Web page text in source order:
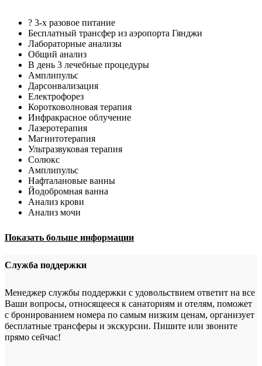
? 3-х разовое питание
Бесплатный трансфер из аэропорта Гянджи
Лабораторные анализы
Общий анализ
В день 3 лечебные процедуры
Амплипульс
Дарсонвализация
Електрофорез
Коротковолновая терапия
Инфракрасное облучение
Лазеротерапия
Магнитотерапия
Ультразвуковая терапия
Солюкс
Амплипульс
Нафталановые ванны
Йодобромная ванна
Анализ крови
Анализ мочи
Показать больше информации
Служба поддержки
Менеджер службы поддержки с удовольствием ответит на все
Ваши вопросы, относящееся к санаториям и отелям, поможет
с бронированием номера по самым низким ценам, организует
бесплатные трансферы и экскурсии. Пишите или звоните
прямо сейчас!